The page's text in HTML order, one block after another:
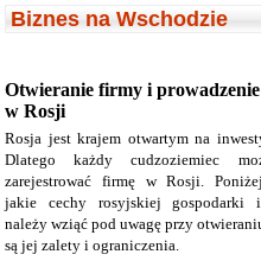
Biznes na Wschodzie
Otwieranie firmy i prowadzenie
w Rosji
Rosja jest krajem otwartym na
Dlatego każdy cudzoziemiec
zarejestrować firmę w Rosji.
jakie cechy rosyjskiej gospodarki i
należy wziąć pod uwagę przy
są jej zalety i ograniczenia.